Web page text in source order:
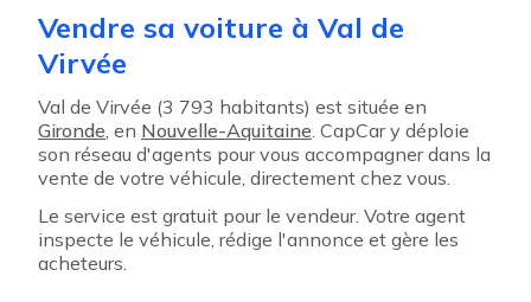
Vendre sa voiture à Val de
Virvée
Val de Virvée (3 793 habitants) est située en
Gironde, en Nouvelle-Aquitaine. CapCar y déploie
son réseau d'agents pour vous accompagner dans la
vente de votre véhicule, directement chez vous.
Le service est gratuit pour le vendeur. Votre agent
inspecte le véhicule, rédige l'annonce et gère les
acheteurs.